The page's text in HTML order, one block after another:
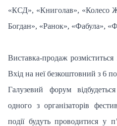
«КСД», «Книголав»,
Богдан», «Ранок», «Фабула»,
Виставка-продаж
Вхід на неї безкоштовний з 6
Галузевий форум
одного з організаторів
події будуть проводитися у